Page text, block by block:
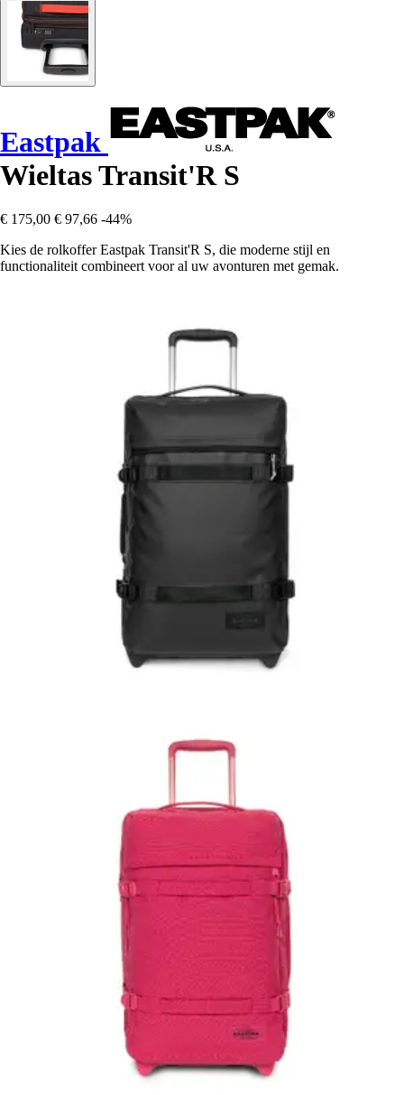
Eastpak
Wieltas Transit'R S
€ 175,00 € 97,66 -44%
Kies de rolkoffer Eastpak Transit'R S, die moderne stijl en
functionaliteit combineert voor al uw avonturen met gemak.